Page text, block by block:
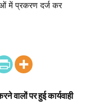
में प्रकरण दर्ज कर
वालों पर हुई कार्यवाही